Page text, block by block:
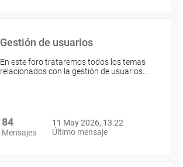
Gestión de usuarios
En este foro trataremos todos los temas
relacionados con la gestión de usuarios…
84
Mensajes
11 May 2026, 13:22
Último mensaje